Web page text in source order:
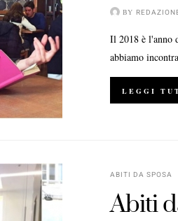
BY
Il 2018 è l'anno
abbiamo
LEGGI
ABITI DA SPOSA
Abiti